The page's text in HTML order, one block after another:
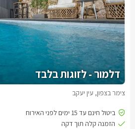
דלמור - לזוגות בלבד
צימר בצפון, עין יעקב